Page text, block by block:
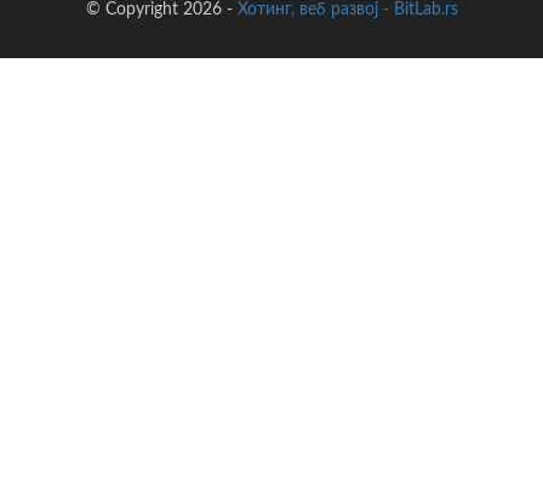
© Copyright 2026 - Хотинг, веб развој - BitLab.rs